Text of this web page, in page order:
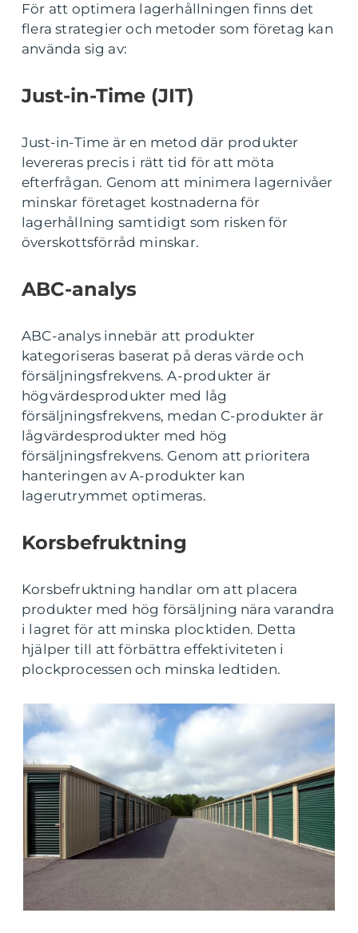
För att optimera lagerhållningen finns det
flera strategier och metoder som företag kan
använda sig av:
Just-in-Time (JIT)
Just-in-Time är en metod där produkter
levereras precis i rätt tid för att möta
efterfrågan. Genom att minimera lagernivåer
minskar företaget kostnaderna för
lagerhållning samtidigt som risken för
överskottsförråd minskar.
ABC-analys
ABC-analys innebär att produkter
kategoriseras baserat på deras värde och
försäljningsfrekvens. A-produkter är
högvärdesprodukter med låg
försäljningsfrekvens, medan C-produkter är
lågvärdesprodukter med hög
försäljningsfrekvens. Genom att prioritera
hanteringen av A-produkter kan
lagerutrymmet optimeras.
Korsbefruktning
Korsbefruktning handlar om att placera
produkter med hög försäljning nära varandra
i lagret för att minska plocktiden. Detta
hjälper till att förbättra effektiviteten i
plockprocessen och minska ledtiden.